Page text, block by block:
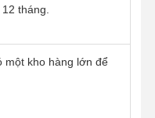
tháng.
một kho hàng lớn để